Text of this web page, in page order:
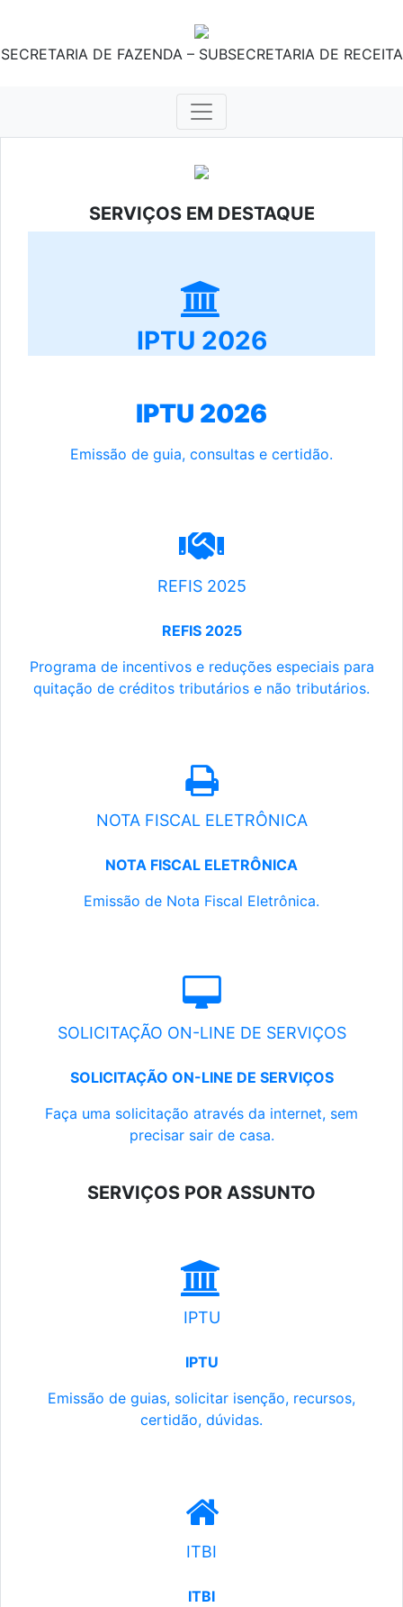
SECRETARIA DE FAZENDA – SUBSECRETARIA DE RECEITA
SERVIÇOS EM DESTAQUE
IPTU 2026
IPTU 2026
Emissão de guia, consultas e certidão.
REFIS 2025
REFIS 2025
Programa de incentivos e reduções especiais para
quitação de créditos tributários e não tributários.
NOTA FISCAL ELETRÔNICA
NOTA FISCAL ELETRÔNICA
Emissão de Nota Fiscal Eletrônica.
SOLICITAÇÃO ON-LINE DE SERVIÇOS
SOLICITAÇÃO ON-LINE DE SERVIÇOS
Faça uma solicitação através da internet, sem
precisar sair de casa.
SERVIÇOS POR ASSUNTO
IPTU
IPTU
Emissão de guias, solicitar isenção, recursos,
certidão, dúvidas.
ITBI
ITBI